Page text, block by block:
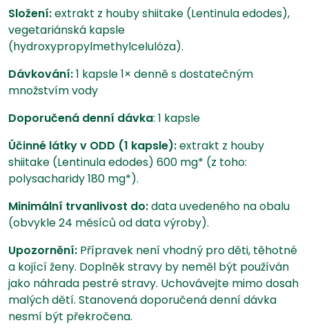
Složení:extrakt z houby shiitake (Lentinula edodes),
vegetariánská kapsle
(hydroxypropylmethylcelulóza).
Dávkování:1 kapsle 1× denně s dostatečným
množstvím vody
Doporučená denní dávka: 1 kapsle
Účinné látky v ODD (1 kapsle):extrakt z houby
shiitake (Lentinula edodes) 600 mg* (z toho:
polysacharidy 180 mg*).
Minimální trvanlivost do:data uvedeného na obalu
(obvykle 24 měsíců od data výroby).
Upozornění: Přípravek není vhodný pro děti, těhotné
a kojící ženy. Doplněk stravy by neměl být používán
jako náhrada pestré stravy. Uchovávejte mimo dosah
malých dětí. Stanovená doporučená denní dávka
nesmí být překročena.